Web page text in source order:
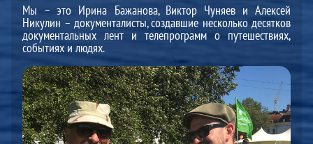
Мы – это Ирина Бажанова, Виктор Чуняев и Алексей
Никулин – документалисты, создавшие несколько десятков
документальных лент и телепрограмм о путешествиях,
событиях и людях.